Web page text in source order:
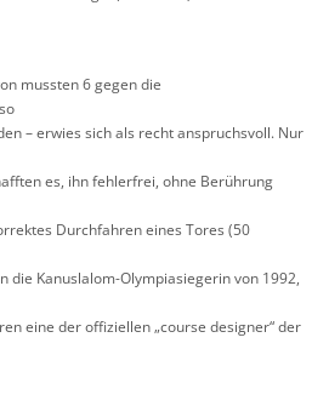
mussten 6 gegen die
–erwies sich als recht anspruchsvoll. Nur
es, ihn fehlerfrei, ohne Berührung
Durchfahren eines Tores (50
die Kanuslalom-Olympiasiegerin von 1992,
n eine der offiziellen „course designer“ der